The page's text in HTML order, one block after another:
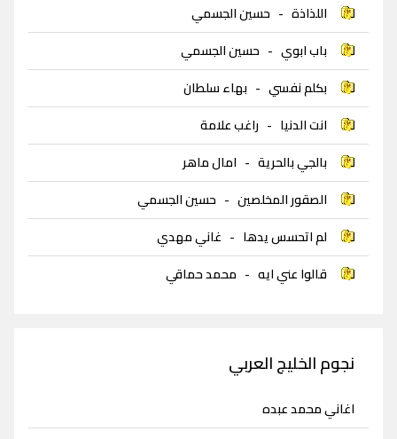
اللذاذة - حسين الجسمي
باب ابوي - حسين الجسمي
بكلم نفسي - بهاء سلطان
انت الدنيا - راغب علامة
بالجي بالحرية - امال ماهر
الصقور المخلصين - حسين الجسمي
لم اتحسس يدها - غاني مهدي
قالوا عني ايه - محمد حماقي
نجوم الخليج العربي
اغاني محمد عبده